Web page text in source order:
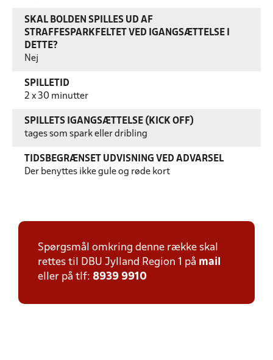
SKAL BOLDEN SPILLES UD AF
STRAFFESPARKFELTET VED IGANGSÆTTELSE I
DETTE?
Nej
SPILLETID
2 x 30 minutter
SPILLETS IGANGSÆTTELSE (KICK OFF)
tages som spark eller dribling
TIDSBEGRÆNSET UDVISNING VED ADVARSEL
Der benyttes ikke gule og røde kort
Spørgsmål omkring denne række skal
rettes til DBU Jylland Region 1 på mail
eller på tlf: 8939 9910